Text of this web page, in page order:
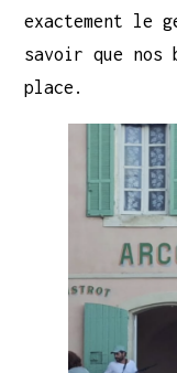
exactement le
savoir que
place.